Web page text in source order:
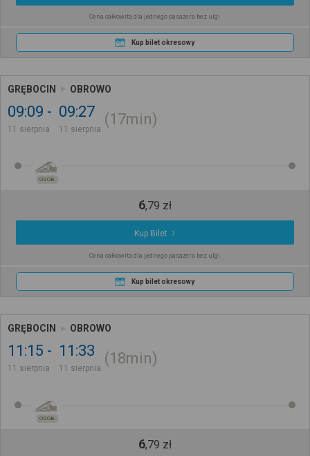
Cena całkowita dla jednego pasażera bez ulgi
Kup bilet okresowy
GRĘBOCIN OBROWO
09:09
11 sierpnia
09:27
11 sierpnia
17min
OSOB.
6,79 zł
Kup Bilet
Cena całkowita dla jednego pasażera bez ulgi
Kup bilet okresowy
GRĘBOCIN OBROWO
11:15
11 sierpnia
11:33
11 sierpnia
18min
OSOB.
6,79 zł